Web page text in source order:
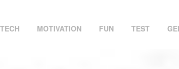
TECH MOTIVATION FUN TEST